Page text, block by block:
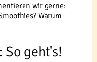
wir gerne:
Warum
geht's!